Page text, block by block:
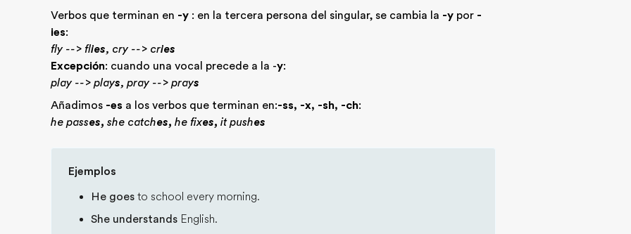
Verbos que terminan en -y : en la tercera persona del singular, se cambia la -y por -
ies:
fly --> flies, cry --> cries
Excepción: cuando una vocal precede a la -y:
play --> plays, pray --> prays
Añadimos -es a los verbos que terminan en:-ss, -x, -sh, -ch:
he passes, she catches, he fixes, it pushes
Ejemplos
He goes to school every morning.
She understands English.